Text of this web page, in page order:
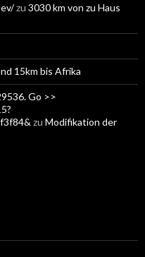
zu 3030 km von zu Haus
15km bis Afrika
Go >>
zu Modifikation der